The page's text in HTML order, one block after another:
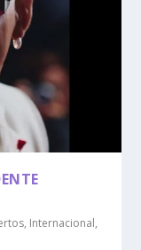
, Internacional,